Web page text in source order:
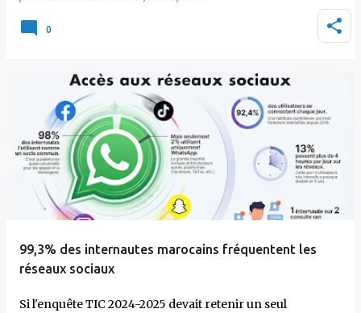
0
99,3% des internautes marocains fréquentent les
réseaux sociaux
Si l'enquête TIC 2024-2025 devait retenir un seul